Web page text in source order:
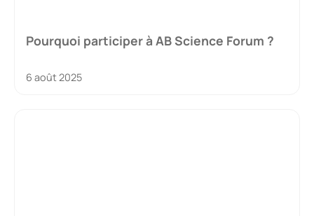
Pourquoi participer à AB Science Forum ?
6 août 2025